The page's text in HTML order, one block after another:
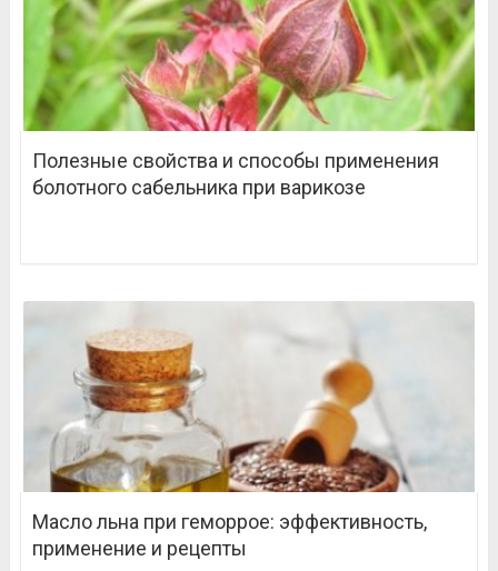
Полезные свойства и способы применения
болотного сабельника при варикозе
Масло льна при геморрое: эффективность,
применение и рецепты